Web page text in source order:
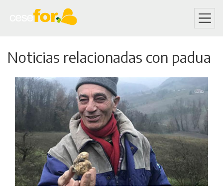
to
content
Noticias relacionadas con padua